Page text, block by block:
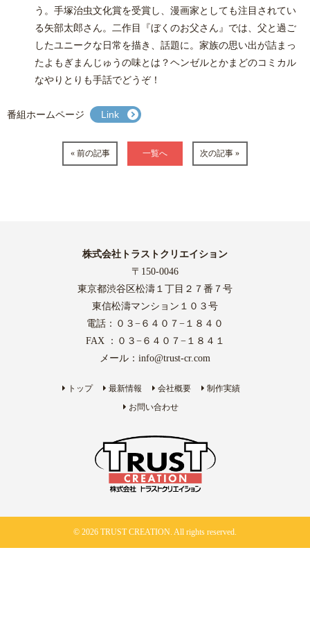
う。手塚治虫文化賞を受賞し、漫画家としても注目されてい
る矢部太郎さん。二作目『ぼくのお父さん』では、父と過ご
したユニークな日常を描き、話題に。家族の思い出が詰まっ
たよもぎまんじゅうの味とは？ヘンゼルとかまどのコミカル
なやりとりも手話でどうぞ！
番組ホームページ Link
« 前の記事 一覧へ 次の記事 »
株式会社トラストクリエイション
〒150-0046
東京都渋谷区松濤１丁目２７番７号
東信松濤マンション１０３号
電話：０３−６４０７−１８４０
FAX ：０３−６４０７−１８４１
メール： info@trust-cr.com
トップ 最新情報 会社概要
制作実績
お問い合わせ
© 2026 TRUST CREATION. All rights reserved.